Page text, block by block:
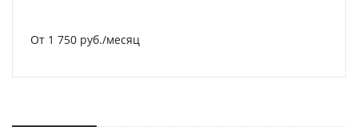
От 1 750 руб./месяц